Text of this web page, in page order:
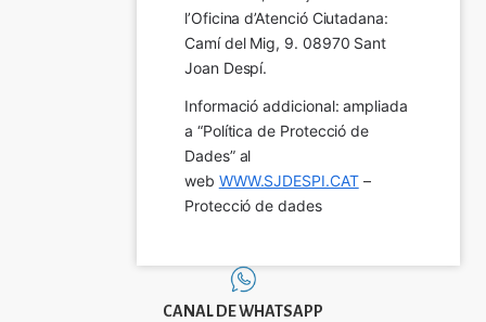
l’Oficina d’Atenció Ciutadana:
Camí del Mig, 9. 08970 Sant
Joan Despí.
Informació addicional: ampliada
a “Política de Protecció de
Dades” al
web WWW.SJDESPI.CAT –
Protecció de dades
CANAL DE WHATSAPP